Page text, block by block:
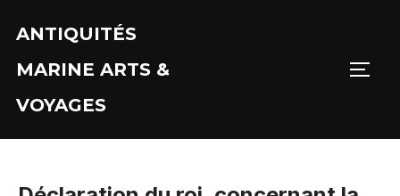
contenu
ANTIQUITÉS
MARINE ARTS &
VOYAGES